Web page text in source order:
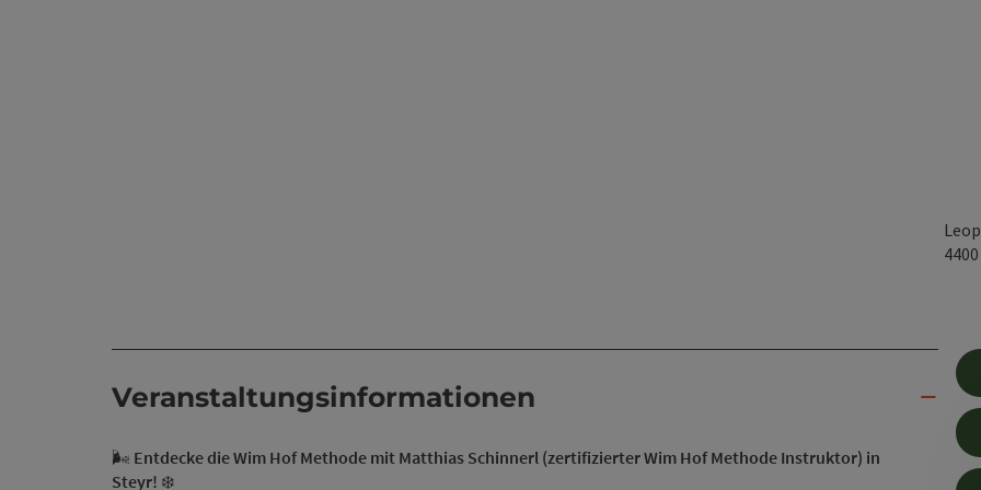
4400
Veranstaltungsinformationen
🌬️ Entdecke die Wim Hof Methode mit Matthias Schinnerl (zertifizierter Wim Hof Methode Instruktor) in
Steyr! ❄️